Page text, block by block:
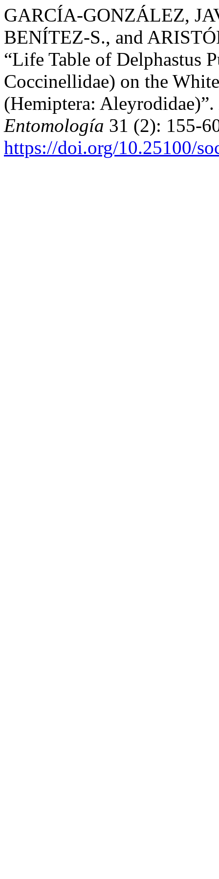
GARCÍA-GONZÁLEZ,
BENÍTEZ-S., and
“Life Table of Delphastus
Coccinellidae) on the
(Hemiptera: Aleyrodidae)”.
Entomología 31 (2): 155-
https://doi.org/10.25100/